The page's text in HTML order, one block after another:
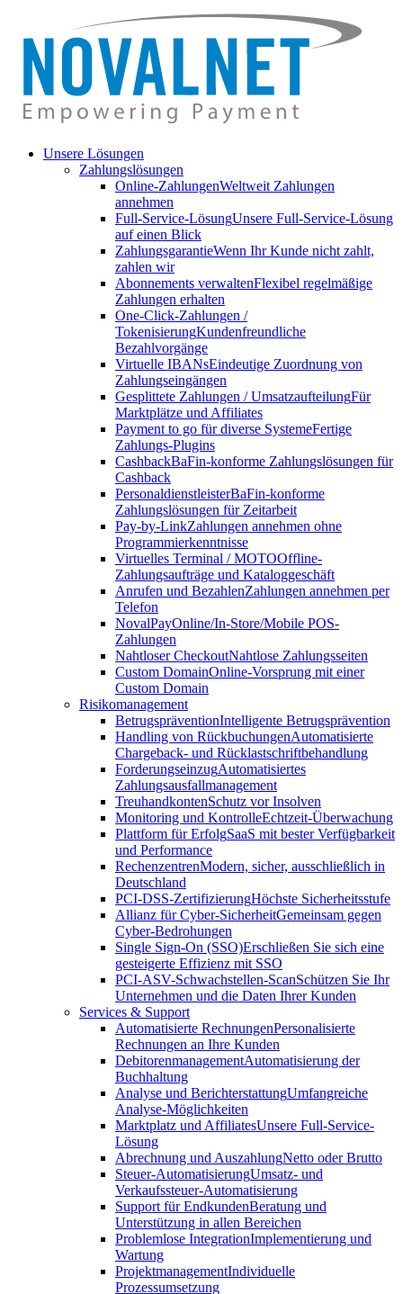
Unsere Lösungen
Zahlungslösungen
Online-ZahlungenWeltweit Zahlungen
annehmen
Full-Service-LösungUnsere Full-Service-Lösung
auf einen Blick
ZahlungsgarantieWenn Ihr Kunde nicht zahlt,
zahlen wir
Abonnements verwaltenFlexibel regelmäßige
Zahlungen erhalten
One-Click-Zahlungen /
TokenisierungKundenfreundliche
Bezahlvorgänge
Virtuelle IBANsEindeutige Zuordnung von
Zahlungseingängen
Gesplittete Zahlungen / UmsatzaufteilungFür
Marktplätze und Affiliates
Payment to go für diverse SystemeFertige
Zahlungs-Plugins
CashbackBaFin-konforme Zahlungslösungen für
Cashback
PersonaldienstleisterBaFin-konforme
Zahlungslösungen für Zeitarbeit
Pay-by-LinkZahlungen annehmen ohne
Programmierkenntnisse
Virtuelles Terminal / MOTOOffline-
Zahlungsaufträge und Kataloggeschäft
Anrufen und BezahlenZahlungen annehmen per
Telefon
NovalPayOnline/In-Store/Mobile POS-
Zahlungen
Nahtloser CheckoutNahtlose Zahlungsseiten
Custom DomainOnline-Vorsprung mit einer
Custom Domain
Risikomanagement
BetrugspräventionIntelligente Betrugsprävention
Handling von RückbuchungenAutomatisierte
Chargeback- und Rücklastschriftbehandlung
ForderungseinzugAutomatisiertes
Zahlungsausfallmanagement
TreuhandkontenSchutz vor Insolven
Monitoring und KontrolleEchtzeit-Überwachung
Plattform für ErfolgSaaS mit bester Verfügbarkeit
und Performance
RechenzentrenModern, sicher, ausschließlich in
Deutschland
PCI-DSS-ZertifizierungHöchste Sicherheitsstufe
Allianz für Cyber-SicherheitGemeinsam gegen
Cyber-Bedrohungen
Single Sign-On (SSO)Erschließen Sie sich eine
gesteigerte Effizienz mit SSO
PCI-ASV-Schwachstellen-ScanSchützen Sie Ihr
Unternehmen und die Daten Ihrer Kunden
Services & Support
Automatisierte RechnungenPersonalisierte
Rechnungen an Ihre Kunden
DebitorenmanagementAutomatisierung der
Buchhaltung
Analyse und BerichterstattungUmfangreiche
Analyse-Möglichkeiten
Marktplatz und AffiliatesUnsere Full-Service-
Lösung
Abrechnung und AuszahlungNetto oder Brutto
Steuer-AutomatisierungUmsatz- und
Verkaufssteuer-Automatisierung
Support für EndkundenBeratung und
Unterstützung in allen Bereichen
Problemlose IntegrationImplementierung und
Wartung
ProjektmanagementIndividuelle
Prozessumsetzung